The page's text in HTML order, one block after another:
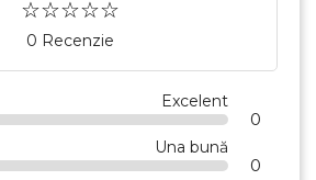
0 Recenzie
Excelent
0
Una bună
0
lista de dorinte ×